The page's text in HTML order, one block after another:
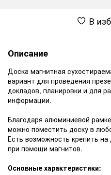
В
Описание
Доска магнитная
вариант для проведения
докладов, планировки и для
информации.
Благодаря алюминиевой
можно поместить доску в
Есть возможность крепить
при помощи магнитов.
Основные характеристики: